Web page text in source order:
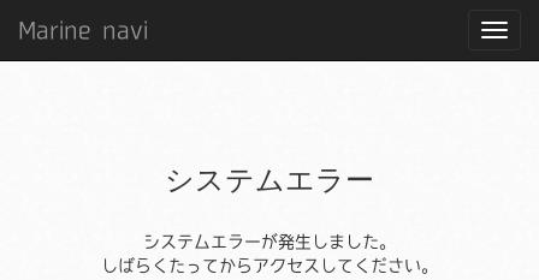
Marine navi
システムエラー
システムエラーが発生しました。
しばらくたってからアクセスしてください。